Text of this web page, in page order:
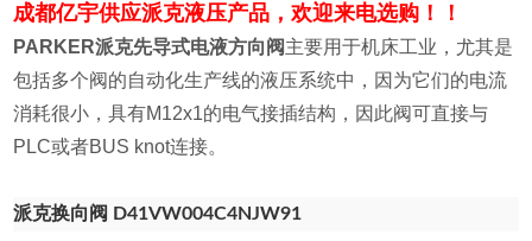
成都亿宇供应派克液压产品，欢迎来电选购！！
PARKER派克先导式电液方向阀主要用于机床工业，尤其是
包括多个阀的自动化生产线的液压系统中，因为它们的电流
消耗很小，具有M12x1的电气接插结构，因此阀可直接与
PLC或者BUS knot连接。
派克换向阀 D41VW004C4NJW91